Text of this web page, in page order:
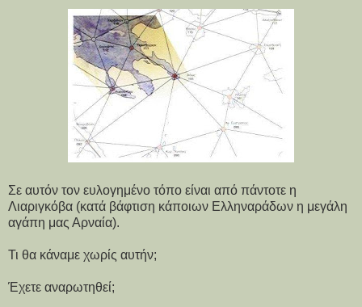
Σε αυτόν τον ευλογημένο τόπο είναι από πάντοτε η
Λιαριγκόβα (κατά βάφτιση κάποιων Ελληναράδων η μεγάλη
αγάπη μας Αρναία).
Τι θα κάναμε χωρίς αυτήν;
Έχετε αναρωτηθεί;